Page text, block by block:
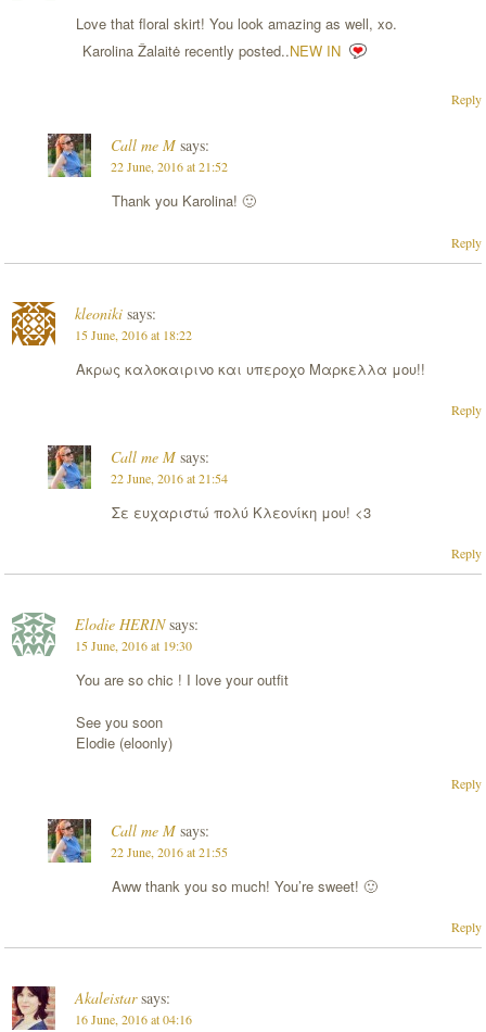
Love that floral skirt! You look amazing as well, xo.
Karolina Žalaitė recently posted..NEW IN
Reply
Call me M says:
22 June, 2016 at 21:52
Thank you Karolina! 🙂
Reply
kleoniki says:
15 June, 2016 at 18:22
Ακρως καλοκαιρινο και υπεροχο Μαρκελλα μου!!
Reply
Call me M says:
22 June, 2016 at 21:54
Σε ευχαριστώ πολύ Κλεονίκη μου! <3
Reply
Elodie HERIN says:
15 June, 2016 at 19:30
You are so chic ! I love your outfit
See you soon
Elodie (eloonly)
Reply
Call me M says:
22 June, 2016 at 21:55
Aww thank you so much! You’re sweet! 🙂
Reply
Akaleistar says:
16 June, 2016 at 04:16